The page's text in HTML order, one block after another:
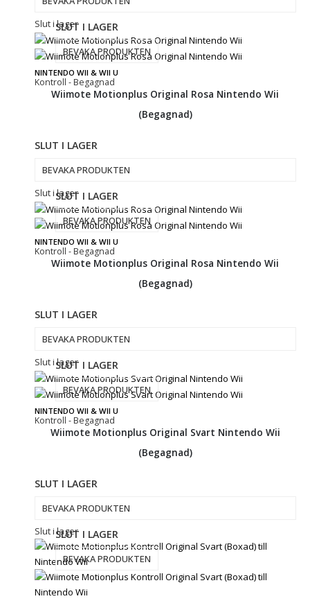
Slut i lager
NINTENDO WII & WII U
Kontroll - Begagnad
SLUT I LAGER
BEVAKA PRODUKTEN
Wiimote Motionplus Original Rosa Nintendo Wii
(Begagnad)
SLUT I LAGER
BEVAKA PRODUKTEN
Slut i lager
NINTENDO WII & WII U
Kontroll - Begagnad
SLUT I LAGER
BEVAKA PRODUKTEN
Wiimote Motionplus Original Rosa Nintendo Wii
(Begagnad)
SLUT I LAGER
BEVAKA PRODUKTEN
Slut i lager
NINTENDO WII & WII U
Kontroll - Begagnad
SLUT I LAGER
BEVAKA PRODUKTEN
Wiimote Motionplus Original Svart Nintendo Wii
(Begagnad)
SLUT I LAGER
BEVAKA PRODUKTEN
Slut i lagerSLUT I LAGER
BEVAKA PRODUKTEN